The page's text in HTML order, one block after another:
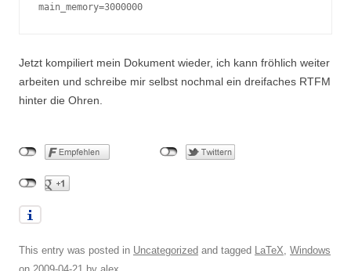
main_memory=3000000
Jetzt kompiliert mein Dokument wieder, ich kann fröhlich weiter
arbeiten und schreibe mir selbst nochmal ein dreifaches RTFM
hinter die Ohren.
This entry was posted in Uncategorized and tagged LaTeX, Windows